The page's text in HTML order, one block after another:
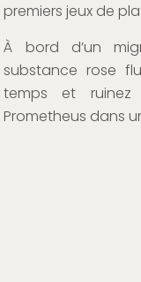
premiers jeux de
À bord d’un
substance rose
temps et ruinez
Prometheus dans